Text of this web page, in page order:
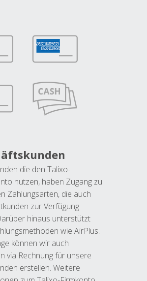
die den Talixo-
nutzen, haben Zugang zu
Zahlungsarten, die auch
zur Verfügung
hinaus unterstützt
wie AirPlus.
können wir auch
via Rechnung für unsere
erstellen. Weitere